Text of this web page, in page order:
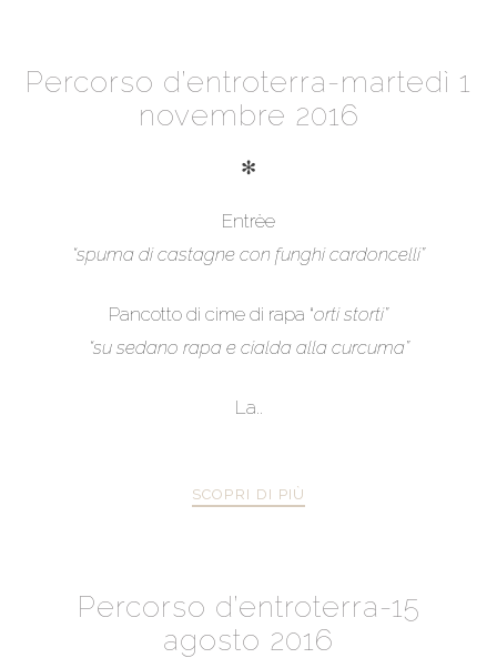
Percorso d’entroterra-martedì 1
novembre 2016
✻
Entrèe
“spuma di castagne con funghi cardoncelli”
Pancotto di cime di rapa “orti storti”
“su sedano rapa e cialda alla curcuma”
La..
SCOPRI DI PIÙ
Percorso d’entroterra-15
agosto 2016